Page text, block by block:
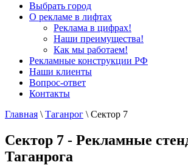
Выбрать город
О рекламе в лифтах
Реклама в цифрах!
Наши преимущества!
Как мы работаем!
Рекламные конструкции РФ
Наши клиенты
Вопрос-ответ
Контакты
Главная \ Таганрог \ Сектор 7
Сектор 7 - Рекламные
Таганрога